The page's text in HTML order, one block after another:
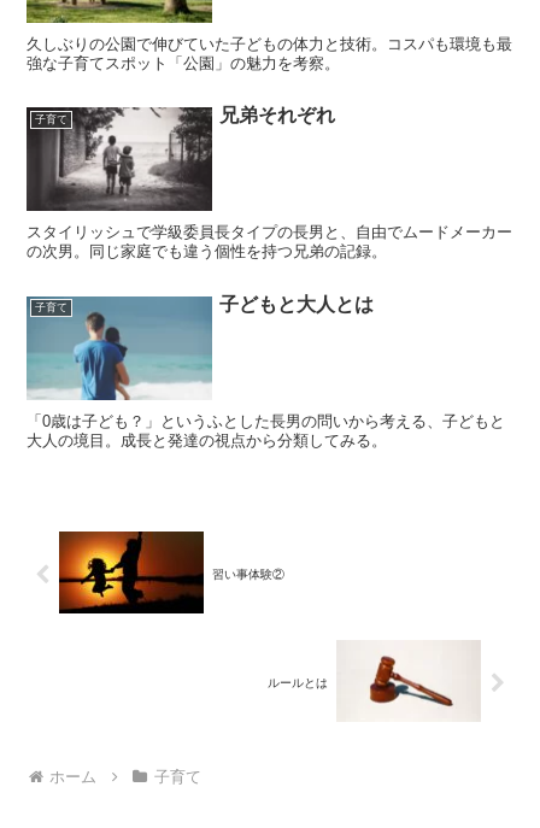
久しぶりの公園で伸びていた子どもの体力と技術。コスパも環境も最
強な子育てスポット「公園」の魅力を考察。
子育て 兄弟それぞれ
スタイリッシュで学級委員長タイプの長男と、自由でムードメーカー
の次男。同じ家庭でも違う個性を持つ兄弟の記録。
子育て 子どもと大人とは
「0歳は子ども？」というふとした長男の問いから考える、子どもと
大人の境目。成長と発達の視点から分類してみる。
習い事体験②
ルールとは
ホーム 子育て